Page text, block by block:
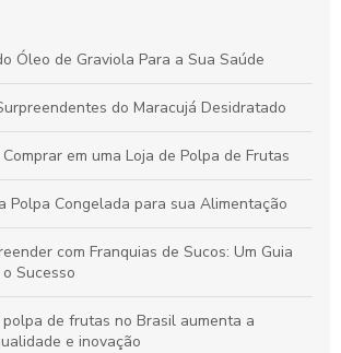
do Seu Negócio
de Açaí Congelada para Saúde e Bem-
Os Benefícios Essenciais para sua Saúde
Óleo de Graviola Para a Sua Saúde
do Maracujá Desidratado
em uma Loja de Polpa de Frutas
Polpa Congelada para sua Alimentação
com Franquias de Sucos: Um Guia
Sucesso
de frutas no Brasil aumenta a
e inovação